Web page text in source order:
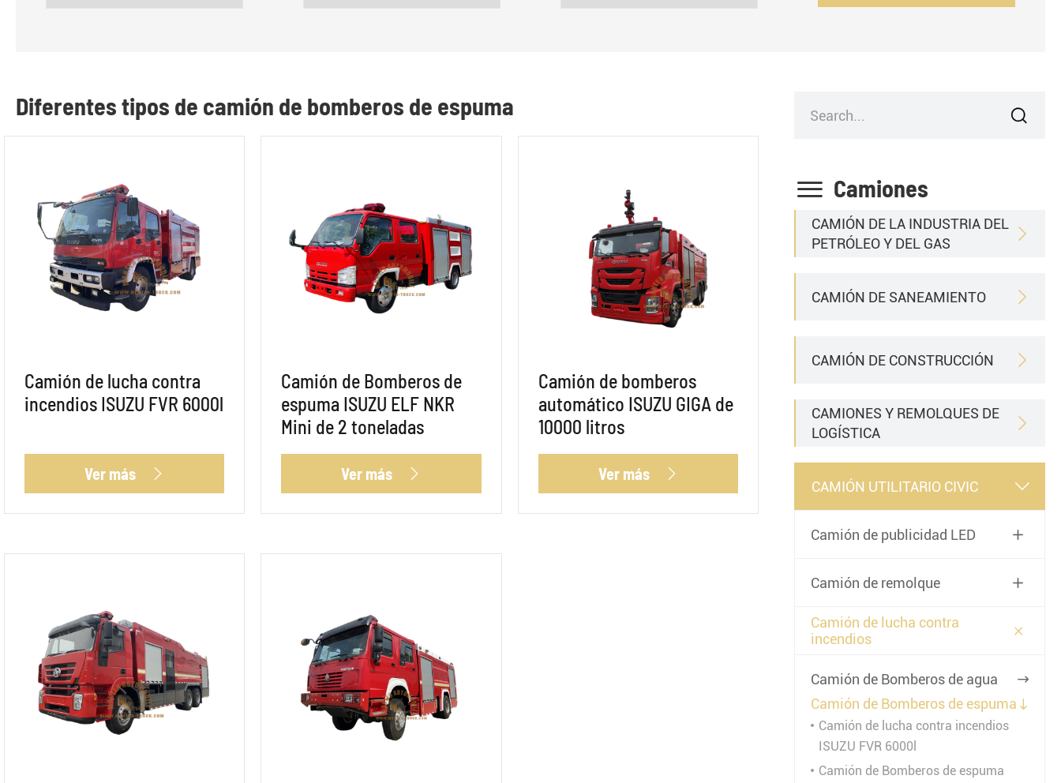
Diferentes tipos de camión de bomberos de espuma
Camión de lucha contra
incendios ISUZU FVR 6000l
Ver más 
Camión de Bomberos de
espuma ISUZU ELF NKR
Mini de 2 toneladas
Ver más 
Camión de bomberos
automático ISUZU GIGA de
10000 litros
Ver más 

 Camiones
CAMIÓN DE LA INDUSTRIA DEL
PETRÓLEO Y DEL GAS

CAMIÓN DE SANEAMIENTO 
CAMIÓN DE CONSTRUCCIÓN 
CAMIONES Y REMOLQUES DE
LOGÍSTICA

CAMIÓN UTILITARIO CIVIC 
Camión de publicidad LED 
Camión de remolque 
Camión de lucha contra
incendios

Camión de Bomberos de agua 
Camión de Bomberos de espuma 
Camión de lucha contra incendios
ISUZU FVR 6000l
Camión de Bomberos de espuma